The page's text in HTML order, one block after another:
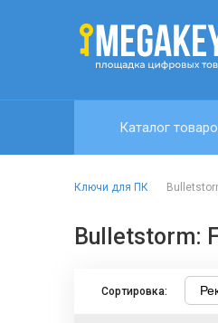
Каталог
Ключи для ПК
Bulletstorm:
Сортировка: